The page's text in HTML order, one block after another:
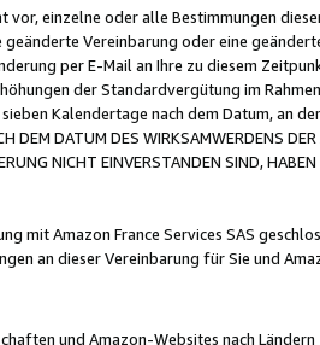
vor, einzelne oder alle Bestimmungen
geänderte Vereinbarung oder eine
per E-Mail an Ihre zu diesem
der Standardvergütung im
Kalendertage nach dem Datum, an
DEM DATUM DES WIRKSAMWERDENS
NICHT EINVERSTANDEN SIND,
mit Amazon France Services SAS
an dieser Vereinbarung für Sie und
und Amazon-Websites nach Ländern